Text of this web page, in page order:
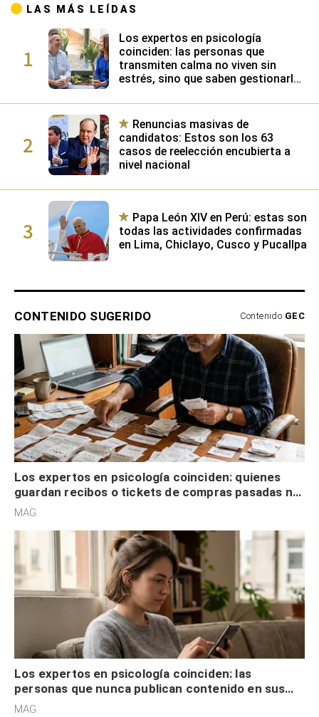
LAS MÁS LEÍDAS
1
Los expertos en psicología
coinciden: las personas que
transmiten calma no viven sin
estrés, sino que saben gestionarlo
emocional
2
Renuncias masivas de
candidatos: Estos son los 63
casos de reelección encubierta a
nivel nacional
3
Papa León XIV en Perú: estas son
todas las actividades confirmadas
en Lima, Chiclayo, Cusco y Pucallpa
CONTENIDO SUGERIDO Contenido GEC
Los expertos en psicología coinciden: quienes
guardan recibos o tickets de compras pasadas no
son acumuladores, sino que tienen necesidad de
MAG.
Los expertos en psicología coinciden: las
personas que nunca publican contenido en sus
redes sociales no pretenden buscar validación
MAG.